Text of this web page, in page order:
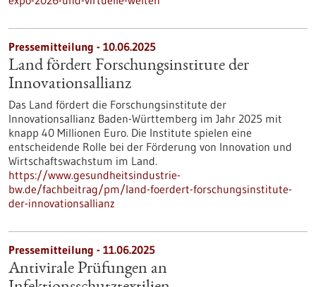
Pressemitteilung - 10.06.2025
Land fördert Forschungsinstitute der
Innovationsallianz
Das Land fördert die Forschungsinstitute der
Innovationsallianz Baden-Württemberg im Jahr 2025 mit
knapp 40 Millionen Euro. Die Institute spielen eine
entscheidende Rolle bei der Förderung von Innovation und
Wirtschaftswachstum im Land.
https://www.gesundheitsindustrie-
bw.de/fachbeitrag/pm/land-foerdert-forschungsinstitute-
der-innovationsallianz
Pressemitteilung - 11.06.2025
Antivirale Prüfungen an